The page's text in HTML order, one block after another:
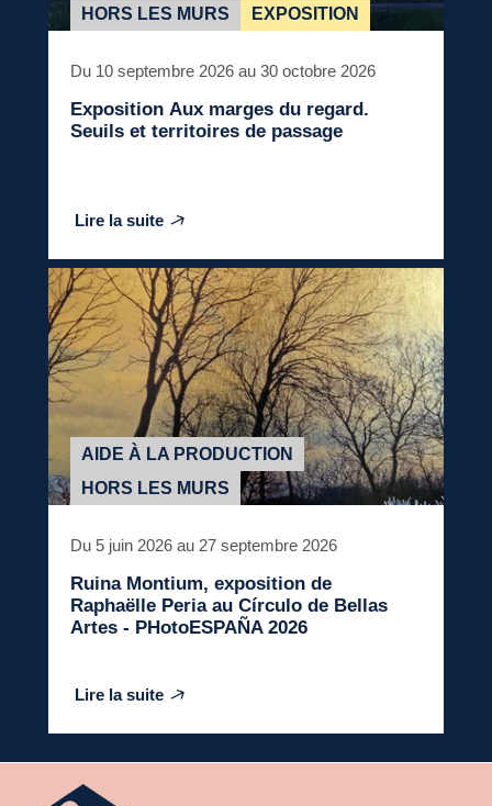
HORS LES MURS EXPOSITION
Du 10 septembre 2026 au 30 octobre 2026
Exposition Aux marges du regard.
Seuils et territoires de passage
Lire la suite
AIDE À LA PRODUCTION
HORS LES MURS
Du 5 juin 2026 au 27 septembre 2026
Ruina Montium, exposition de
Raphaëlle Peria au Círculo de Bellas
Artes - PHotoESPAÑA 2026
Lire la suite